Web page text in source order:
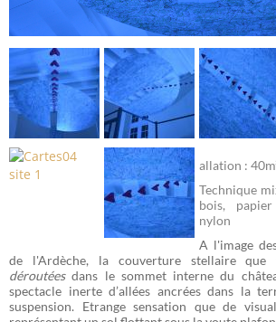
allation :
Technique
bois,
nylon
A l'image
de l'Ardèche, la couverture stellaire que
déroutéesdans le sommet interne du
spectacle inerte d’allées ancrées dans la
suspension. Etrange sensation que de